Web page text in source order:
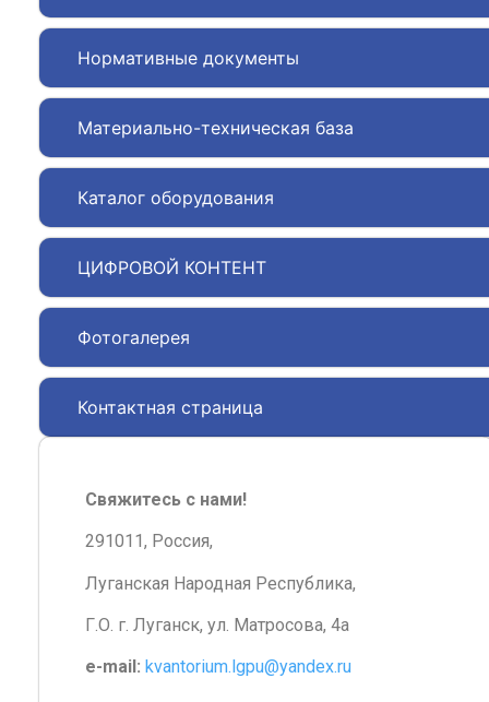
Нормативные документы
Материально-техническая база
Каталог оборудования
ЦИФРОВОЙ КОНТЕНТ
Фотогалерея
Контактная страница
Свяжитесь с нами!
291011, Россия,
Луганская Народная Республика,
Г.О. г. Луганск, ул. Матросова, 4а
e-mail: kvantorium.lgpu@yandex.ru